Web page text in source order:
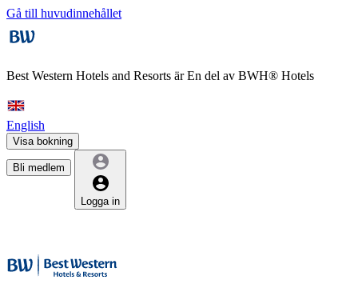
Gå till huvudinnehållet
Best Western Hotels and Resorts ärEn del av BWH® Hotels
English
Visa bokning
Bli medlem
Logga in